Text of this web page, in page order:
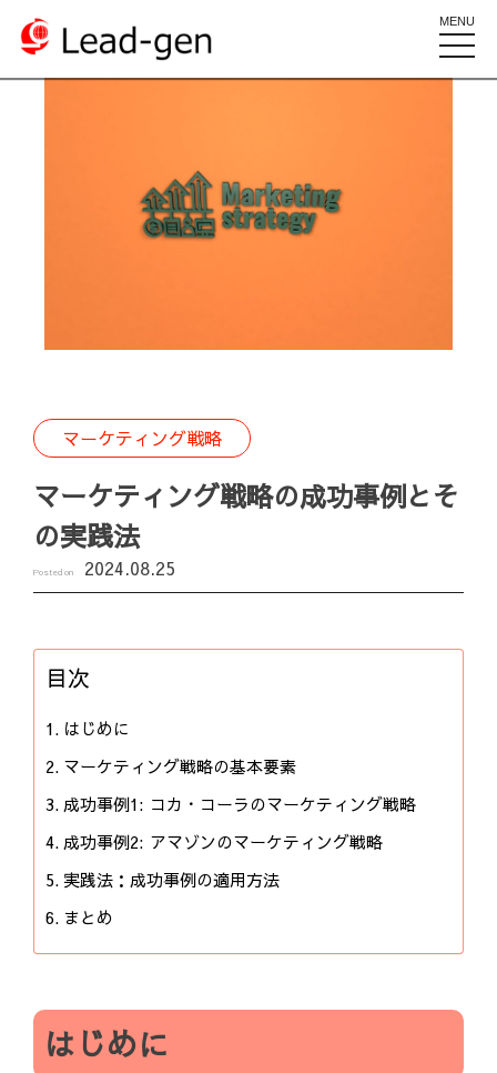
MENU
toggle
マーケティング戦略
マーケティング戦略の成功事例とそ
の実践法
Posted on 2024.08.25
目次
はじめに
マーケティング戦略の基本要素
成功事例1: コカ・コーラのマーケティング戦略
成功事例2: アマゾンのマーケティング戦略
実践法：成功事例の適用方法
まとめ
はじめに